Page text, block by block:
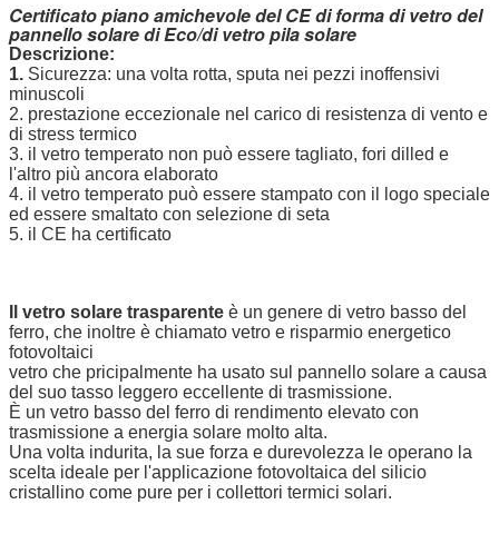
Certificato piano amichevole del CE di forma di vetro del
pannello solare di Eco/di vetro pila solare
Descrizione:
1. Sicurezza: una volta rotta, sputa nei pezzi inoffensivi
minuscoli
2. prestazione eccezionale nel carico di resistenza di vento e
di stress termico
3. il vetro temperato non può essere tagliato, fori dilled e
l'altro più ancora elaborato
4. il vetro temperato può essere stampato con il logo speciale
ed essere smaltato con selezione di seta
5. il CE ha certificato
Il vetro solare trasparente è un genere di vetro basso del
ferro, che inoltre è chiamato vetro e risparmio energetico
fotovoltaici
vetro che pricipalmente ha usato sul pannello solare a causa
del suo tasso leggero eccellente di trasmissione.
È un vetro basso del ferro di rendimento elevato con
trasmissione a energia solare molto alta.
Una volta indurita, la sue forza e durevolezza le operano la
scelta ideale per l'applicazione fotovoltaica del silicio
cristallino come pure per i collettori termici solari.